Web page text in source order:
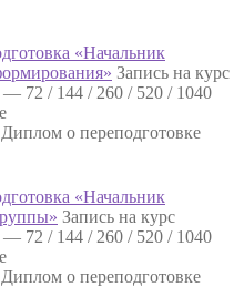
«Начальник
Запись на курс
— 72 / 144 / 260 / 520 / 1040
Диплом о переподготовке
«Начальник
Запись на курс
— 72 / 144 / 260 / 520 / 1040
Диплом о переподготовке